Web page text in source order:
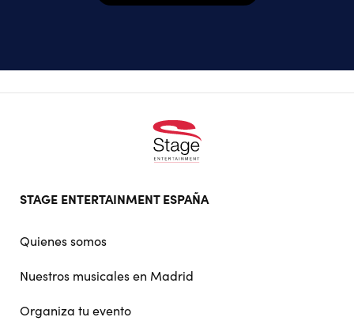
doormat
STAGE ENTERTAINMENT ESPAÑA
Quienes somos
Nuestros musicales en Madrid
Organiza tu evento